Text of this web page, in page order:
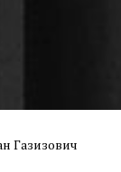
Газизович